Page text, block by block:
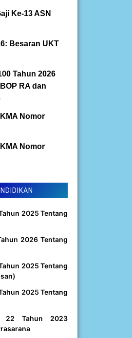
Ke-13 ASN
Besaran UKT
Tahun 2026
RA dan
Nomor
Nomor
2025 Tentang
2026 Tentang
2025 Tentang
2025 Tentang
22 Tahun 2023